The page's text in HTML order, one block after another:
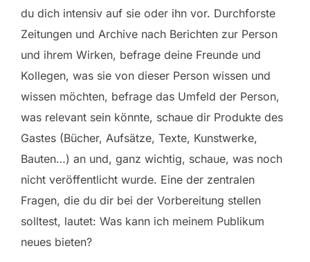
du dich intensiv auf sie oder ihn vor. Durchforste
Zeitungen und Archive nach Berichten zur Person
und ihrem Wirken, befrage deine Freunde und
Kollegen, was sie von dieser Person wissen und
wissen möchten, befrage das Umfeld der Person,
was relevant sein könnte, schaue dir Produkte des
Gastes (Bücher, Aufsätze, Texte, Kunstwerke,
Bauten…) an und, ganz wichtig, schaue, was noch
nicht veröffentlicht wurde. Eine der zentralen
Fragen, die du dir bei der Vorbereitung stellen
solltest, lautet: Was kann ich meinem Publikum
neues bieten?